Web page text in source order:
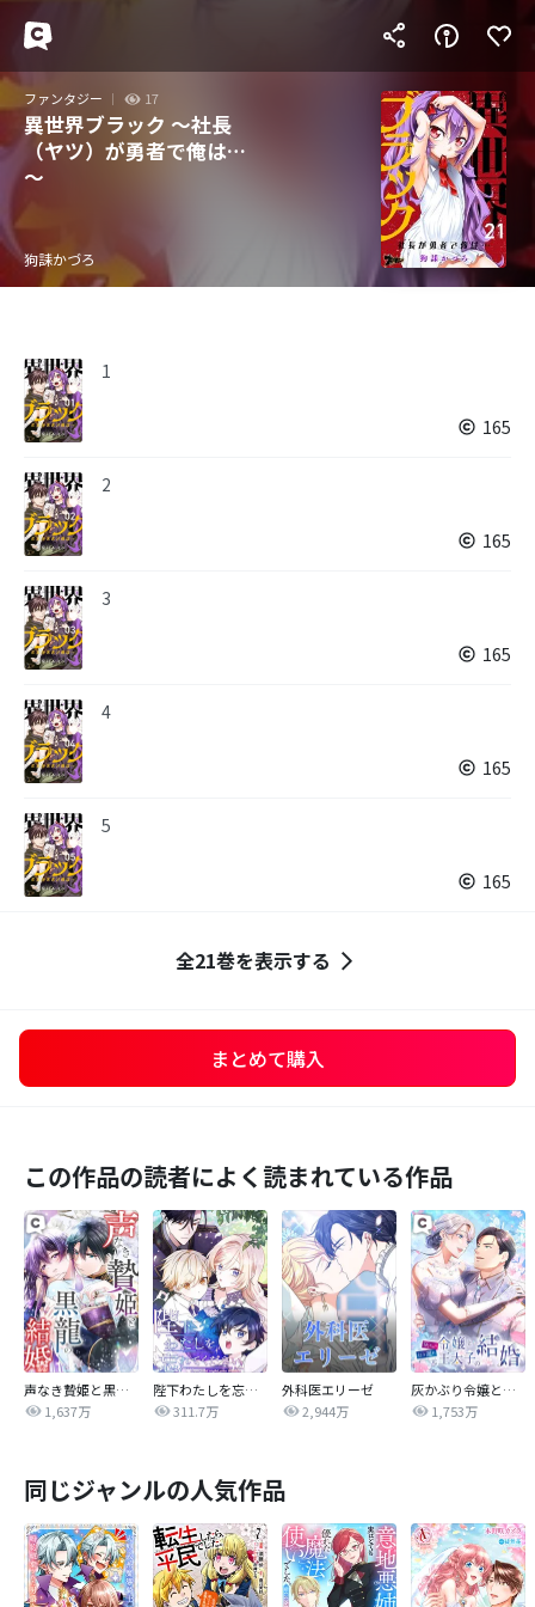
ファンタジー 17
異世界ブラック ～社長
（ヤツ）が勇者で俺は…
～
狗誄かづろ
1
165
2
165
3
165
4
165
5
165
全21巻を表示する
まとめて購入
この作品の読者によく読まれている作品
声なき贄姫と黒龍の結婚
1,637万
陛下わたしを忘れてください
311.7万
外科医エリーゼ
2,944万
灰かぶり令嬢と行き遅れ元王太子の結婚
1,753万
同じジャンルの人気作品